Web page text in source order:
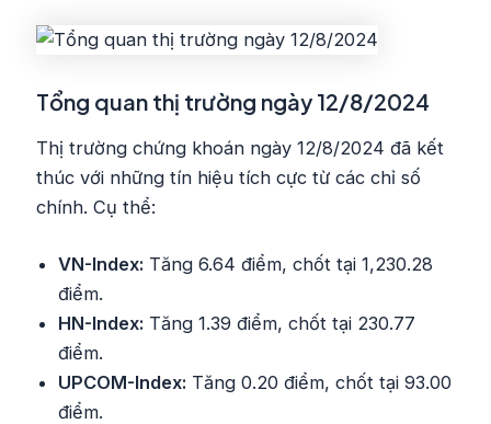
Tổng quan thị trường ngày 12/8/2024
Thị trường chứng khoán ngày 12/8/2024 đã kết
thúc với những tín hiệu tích cực từ các chỉ số
chính. Cụ thể:
VN-Index: Tăng 6.64 điểm, chốt tại 1,230.28
điểm.
HN-Index: Tăng 1.39 điểm, chốt tại 230.77
điểm.
UPCOM-Index: Tăng 0.20 điểm, chốt tại 93.00
điểm.